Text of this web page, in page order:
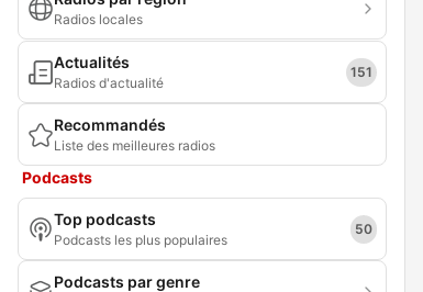
Radios locales
Actualités
Radios d'actualité
151
Recommandés
Liste des meilleures radios
Podcasts
Top podcasts
Podcasts les plus populaires
50
Podcasts par genre